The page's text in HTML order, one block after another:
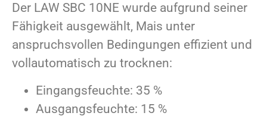
Der LAW SBC 10NE wurde aufgrund seiner
Fähigkeit ausgewählt, Mais unter
anspruchsvollen Bedingungen effizient und
vollautomatisch zu trocknen:
Eingangsfeuchte: 35 %
Ausgangsfeuchte: 15 %